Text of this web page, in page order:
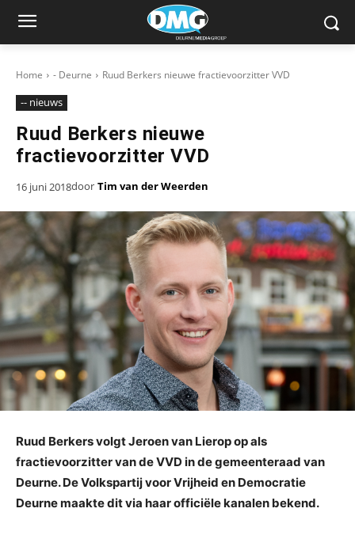
Home - Deurne Ruud Berkers nieuwe fractievoorzitter VVD
-- nieuws
Ruud Berkers nieuwe
fractievoorzitter VVD
16 juni 2018door Tim van der Weerden
Ruud Berkers volgt Jeroen van Lierop op als
fractievoorzitter van de VVD in de gemeenteraad van
Deurne. De Volkspartij voor Vrijheid en Democratie
Deurne maakte dit via haar officiële kanalen bekend.